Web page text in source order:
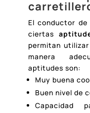
El conductor
ciertas
permitan
manera
aptitudes son:
Muy buena
Buen nivel de
Capacidad